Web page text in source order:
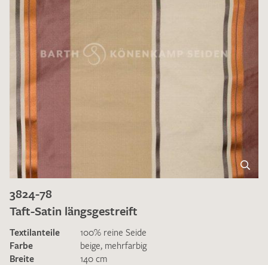
3824-78
Taft-Satin längsgestreift
Textilanteile
100% reine Seide
Farbe
beige, mehrfarbig
Breite
140 cm